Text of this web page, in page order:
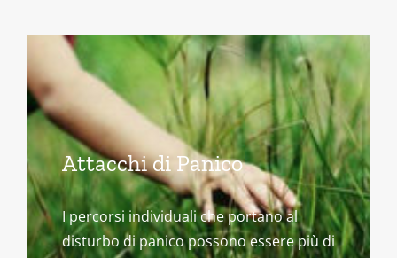
Attacchi di Panico
I percorsi individuali che portano al
disturbo di panico possono essere più di